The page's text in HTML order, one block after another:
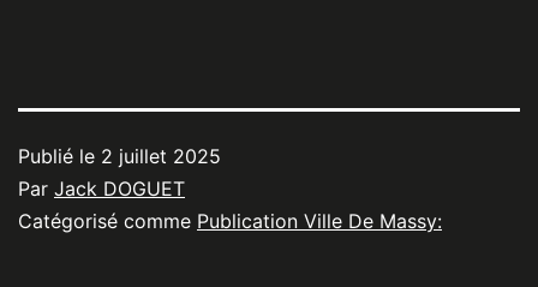
Publié le 2 juillet 2025
Par Jack DOGUET
Catégorisé comme Publication Ville De Massy: